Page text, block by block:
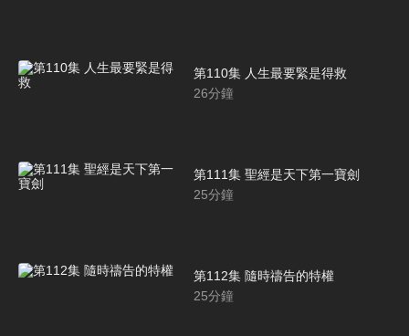
第110集 人生最要緊是得救
26分鐘
第111集 聖經是天下第一寶劍
25分鐘
第112集 隨時禱告的特權
25分鐘